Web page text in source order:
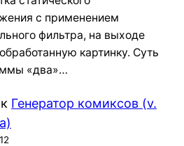
с применением
фильтра, на выходе
картинку. Суть
«два»…
к Генератор комиксов (v.